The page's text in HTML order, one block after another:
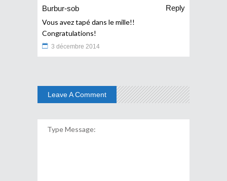
Burbur-sob
Reply
Vous avez tapé dans le mille!!
Congratulations!
3 décembre 2014
Leave A Comment